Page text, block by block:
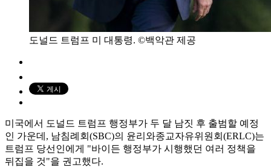
도널드 트럼프 미 대통령. ©백악관 제공
미국에서 도널드 트럼프 행정부가 두 달 남짓 후 출범할 예정
인 가운데, 남침례회(SBC)의 윤리와종교자유위원회(ERLC)는
트럼프 당선인에게 "바이든 행정부가 시행했던 여러 정책을
뒤집을 것"을 권고했다.